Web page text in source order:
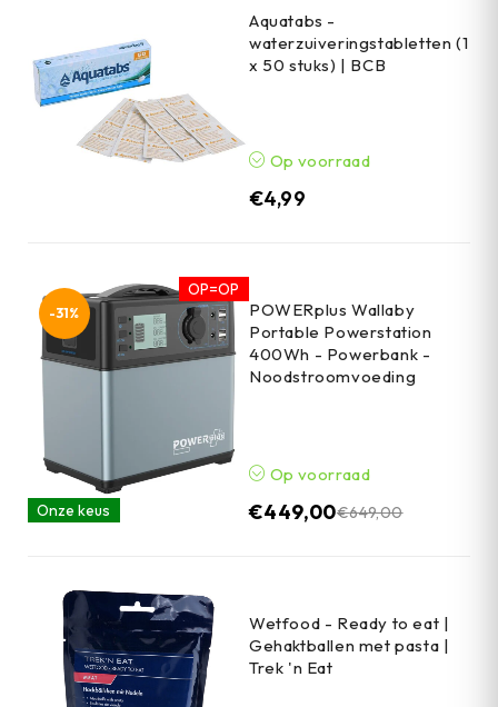
Aquatabs -
waterzuiveringstabletten (1
x 50 stuks) | BCB
Op voorraad
€4,99
OP=OP
Onze keus
-31%
POWERplus Wallaby
Portable Powerstation
400Wh - Powerbank -
Noodstroomvoeding
Op voorraad
€649,00
€449,00
Wetfood - Ready to eat |
Gehaktballen met pasta |
Trek 'n Eat